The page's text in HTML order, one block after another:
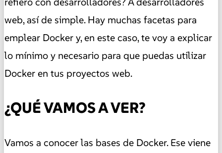
web, así de simple. Hay muchas facetas para
emplear Docker y, en este caso, te voy a explicar
lo mínimo y necesario para que puedas utilizar
Docker en tus proyectos web.
¿QUÉ VAMOS A VER?
Vamos a conocer las bases de Docker. Ese viene